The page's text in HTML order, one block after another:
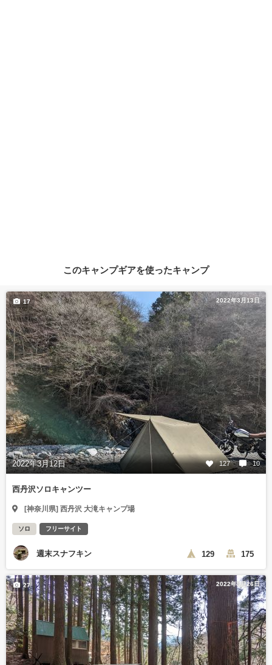
このキャンプギアを使ったキャンプ
2022年3月13日
2022年3月12日 127 10
17
西丹沢ソロキャンツー
[神奈川県] 西丹沢 大滝キャンプ場
ソロ フリーサイト
週末スナフキン 129 175
2022年3月26日
27